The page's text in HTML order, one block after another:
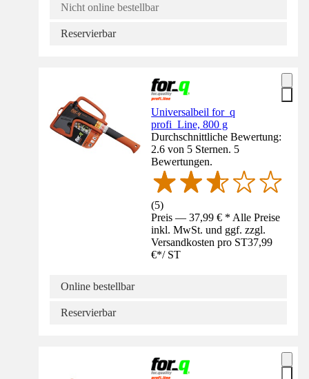
Nicht online bestellbar
Reservierbar
Universalbeil for_q
profi_Line, 800 g
Durchschnittliche Bewertung:
2.6 von 5 Sternen. 5
Bewertungen.
(5)
Preis — 37,99 € * Alle Preise
inkl. MwSt. und ggf. zzgl.
Versandkosten pro ST37,99
€*/ ST
Online bestellbar
Reservierbar